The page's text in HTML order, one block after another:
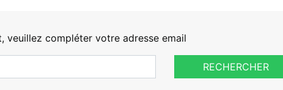
veuillez compléter votre adresse email
RECHERCHER